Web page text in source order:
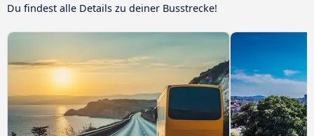
Du findest alle Details zu deiner Busstrecke!